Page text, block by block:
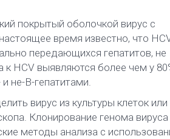
покрытый оболочкой вирус с
время известно, что
передающихся гепатитов, не
к HCV выявляются более чем у
не-В-гепатитами.
вирус из культуры клеток или
Клонирование генома
методы анализа с